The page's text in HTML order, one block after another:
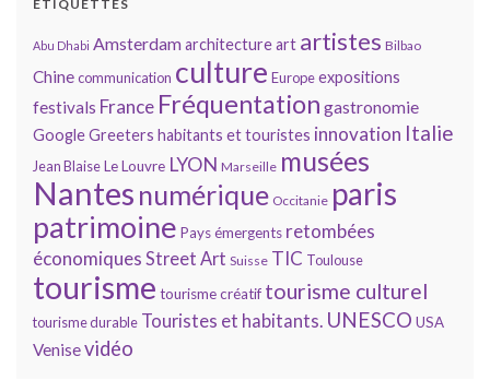
ÉTIQUETTES
Abu Dhabi Amsterdamarchitectureart artistes Bilbao
Chinecommunication culture Europeexpositions
festivals France Fréquentation gastronomie
GoogleGreeters habitants et touristes innovation Italie
Jean BlaiseLe Louvre LYON Marseille musées
Nantes numérique Occitanie paris
patrimoine Pays émergents retombées
économiques Street Art Suisse TIC Toulouse
tourisme tourisme créatif tourisme culturel
tourisme durable Touristes et habitants. UNESCO USA
Venisevidéo